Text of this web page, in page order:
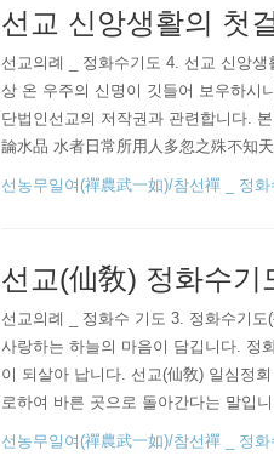
선교 신앙생활의 첫
선교의례 _ 정화수기도 4. 선교 신앙
상 온 우주의 신명이 깃들어 보우하시
단법인선교의 저작권과 관련합니다.
論水品 水者日常所用人多忽之殊不知
[食物] 凡井水有遠從地脉來者爲上有
선농무일여(禪農武一如)/참선禪 _ 정화
선교(仙敎) 정화수기
선교의례 _ 정화수 기도 3. 정화수기
사랑하는 하늘의 마음이 담깁니다. 정
이 되살아 납니다. 선교(仙敎) 일심정
로하여 바른 곳으로 돌아간다는 말입
마음은 인간의 근원적인 혼란을 잠재
선농무일여(禪農武一如)/참선禪 _ 정화